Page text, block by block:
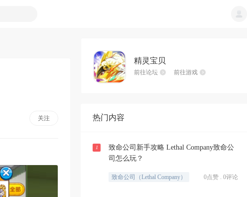
关注
精灵宝贝
前往论坛 前往游戏
热门内容
1
致命公司新手攻略 Lethal Company致命公
司怎么玩？
致命公司（Lethal Company） 0点赞 . 0评论